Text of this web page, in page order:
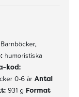
Barnböcker,
humoristiska
kod:
0-6 år Antal
931 g Format